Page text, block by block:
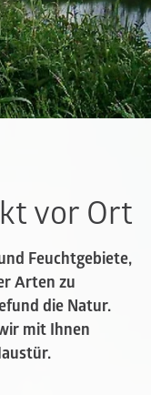
vor Ort
Feuchtgebiete,
Arten zu
die Natur.
mit Ihnen